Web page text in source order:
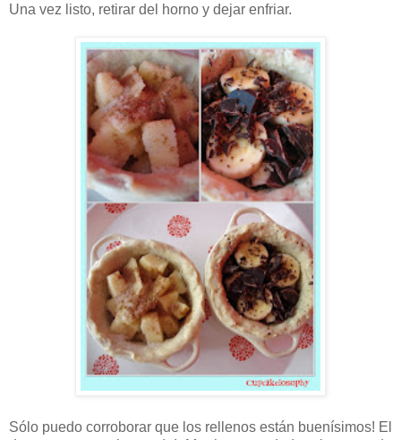
Una vez listo, retirar del horno y dejar enfriar.
Sólo puedo corroborar que los rellenos están buenísimos! El